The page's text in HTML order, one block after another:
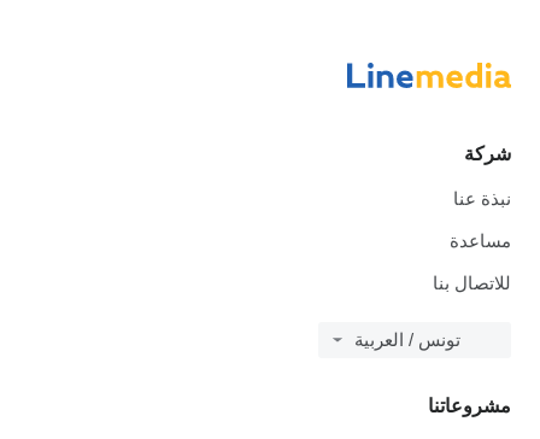
شركة
نبذة عنا
مساعدة
للاتصال بنا
تونس / العربية
مشروعاتنا